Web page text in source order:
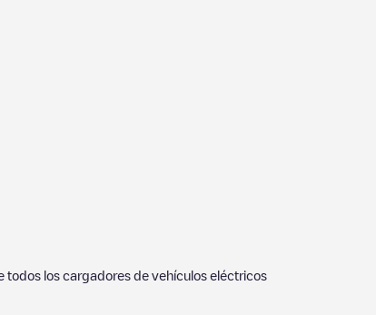
todos los cargadores de vehículos eléctricos